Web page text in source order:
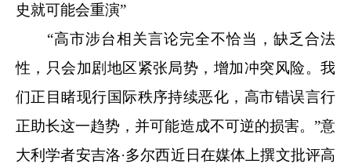
史就可能会重演”
“高市涉台相关言论完全不恰当，缺乏合法
性，只会加剧地区紧张局势，增加冲突风险。我
们正目睹现行国际秩序持续恶化，高市错误言行
正助长这一趋势，并可能造成不可逆的损害。”意
大利学者安吉洛·多尔西近日在媒体上撰文批评高